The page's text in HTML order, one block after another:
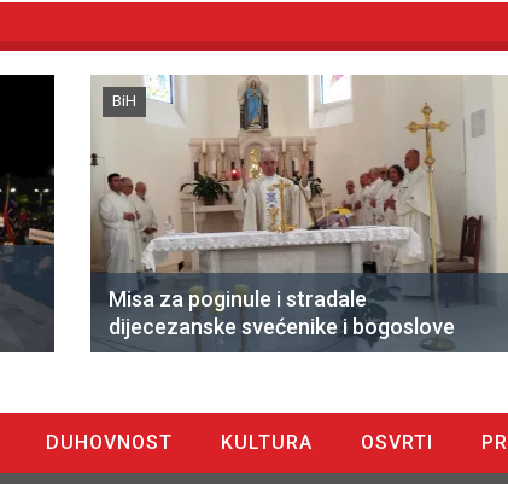
BiH
Misa za poginule i stradale
dijecezanske svećenike i bogoslove
DUHOVNOST KULTURA OSVRTI